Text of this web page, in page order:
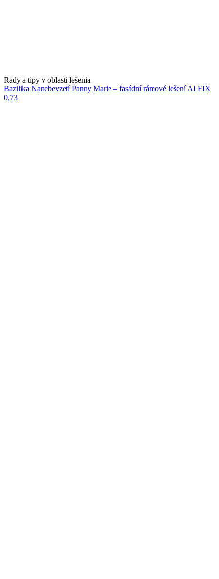
Rady a tipy v oblasti lešenia
Bazilika Nanebevzetí Panny Marie – fasádní rámové lešení ALFIX
0,73